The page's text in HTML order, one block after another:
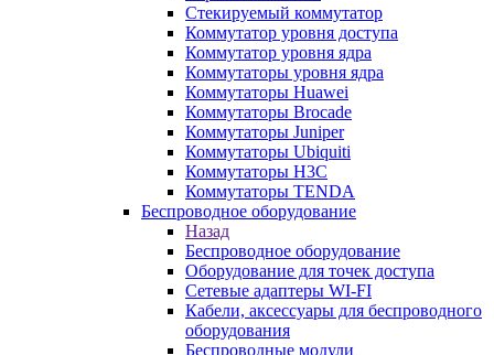
Стекируемый коммутатор
Коммутатор уровня доступа
Коммутатор уровня ядра
Коммутаторы уровня ядра
Коммутаторы Huawei
Коммутаторы Brocade
Коммутаторы Juniper
Коммутаторы Ubiquiti
Коммутаторы H3C
Коммутаторы TENDA
Беспроводное оборудование
Назад
Беспроводное оборудование
Оборудование для точек доступа
Сетевые адаптеры WI-FI
Кабели, аксессуары для беспроводного
оборудования
Беспроводные модули